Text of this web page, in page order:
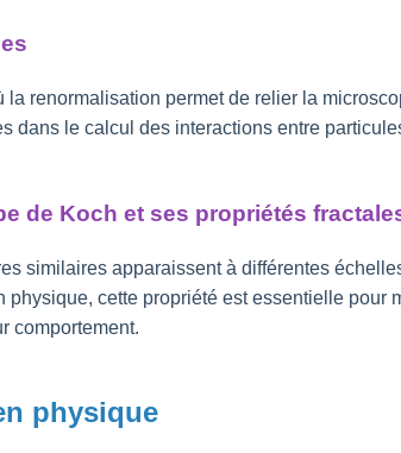
renormalisation permet de relier la
le calcul des interactions entre
de Koch et ses propriétés
similaires apparaissent à différentes
cette propriété est essentielle
comportement.
physique